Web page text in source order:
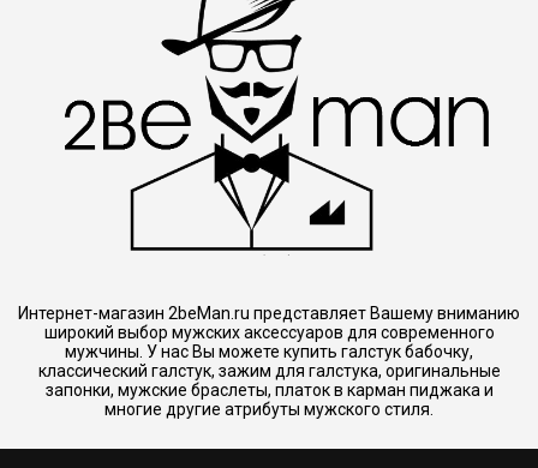
Интернет-магазин 2beMan.ru представляет Вашему вниманию
широкий выбор мужских аксессуаров для современного
мужчины. У нас Вы можете купить галстук бабочку,
классический галстук, зажим для галстука, оригинальные
запонки, мужские браслеты, платок в карман пиджака и
многие другие атрибуты мужского стиля.